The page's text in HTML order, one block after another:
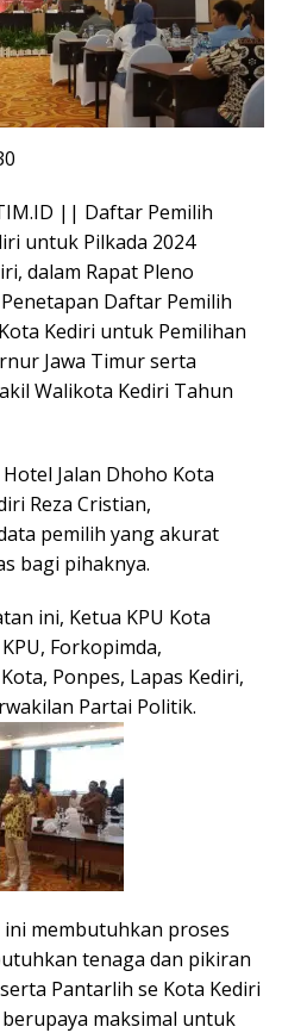
|| Daftar Pemilih
untuk Pilkada 2024
dalam Rapat Pleno
Daftar Pemilih
Kediri untuk Pemilihan
Jawa Timur serta
Walikota Kediri Tahun
Jalan Dhoho Kota
Reza Cristian,
pemilih yang akurat
bagi pihaknya.
ini, Ketua KPU Kota
Forkopimda,
Ponpes, Lapas Kediri,
Partai Politik.
membutuhkan proses
tenaga dan pikiran
Pantarlih se Kota Kediri
maksimal untuk